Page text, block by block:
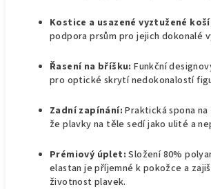
Kostice a usazené vyztužené
podpora prsům pro jejich dokonalé
Řasenína bříšku:Funkční
pro optické skrytí nedokonalostí
Zadní zapínání:Praktická spona
že plavky na těle sedí jako ulité a
Prémiový úplet:Složení 80%
elastan je příjemné k pokožce a
životnost plavek.